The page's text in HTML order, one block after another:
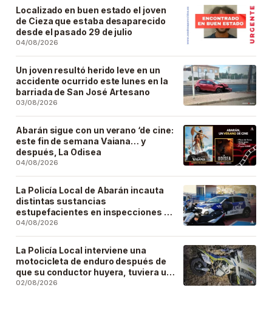
Localizado en buen estado el joven
de Cieza que estaba desaparecido
desde el pasado 29 de julio
04/08/2026
Un joven resultó herido leve en un
accidente ocurrido este lunes en la
barriada de San José Artesano
03/08/2026
Abarán sigue con un verano ‘de cine:
este fin de semana Vaiana… y
después, La Odisea
04/08/2026
La Policía Local de Abarán incauta
distintas sustancias
estupefacientes en inspecciones a
locales públicos del municipio
04/08/2026
La Policía Local interviene una
motocicleta de enduro después de
que su conductor huyera, tuviera un
accidente y la abandonara
02/08/2026